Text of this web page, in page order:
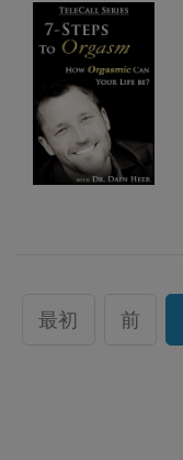
最初 前